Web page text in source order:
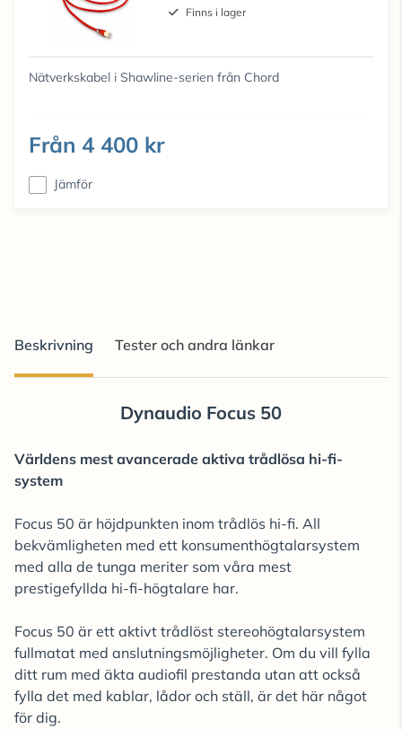
Finns i lager
Nätverkskabel i Shawline-serien från Chord
Från 4 400 kr
Jämför
Beskrivning Tester och andra länkar
Dynaudio Focus 50
Världens mest avancerade aktiva trådlösa hi-fi-
system
Focus 50 är höjdpunkten inom trådlös hi-fi. All
bekvämligheten med ett konsumenthögtalarsystem
med alla de tunga meriter som våra mest
prestigefyllda hi-fi-högtalare har.
Focus 50 är ett aktivt trådlöst stereohögtalarsystem
fullmatat med anslutningsmöjligheter. Om du vill fylla
ditt rum med äkta audiofil prestanda utan att också
fylla det med kablar, lådor och ställ, är det här något
för dig.